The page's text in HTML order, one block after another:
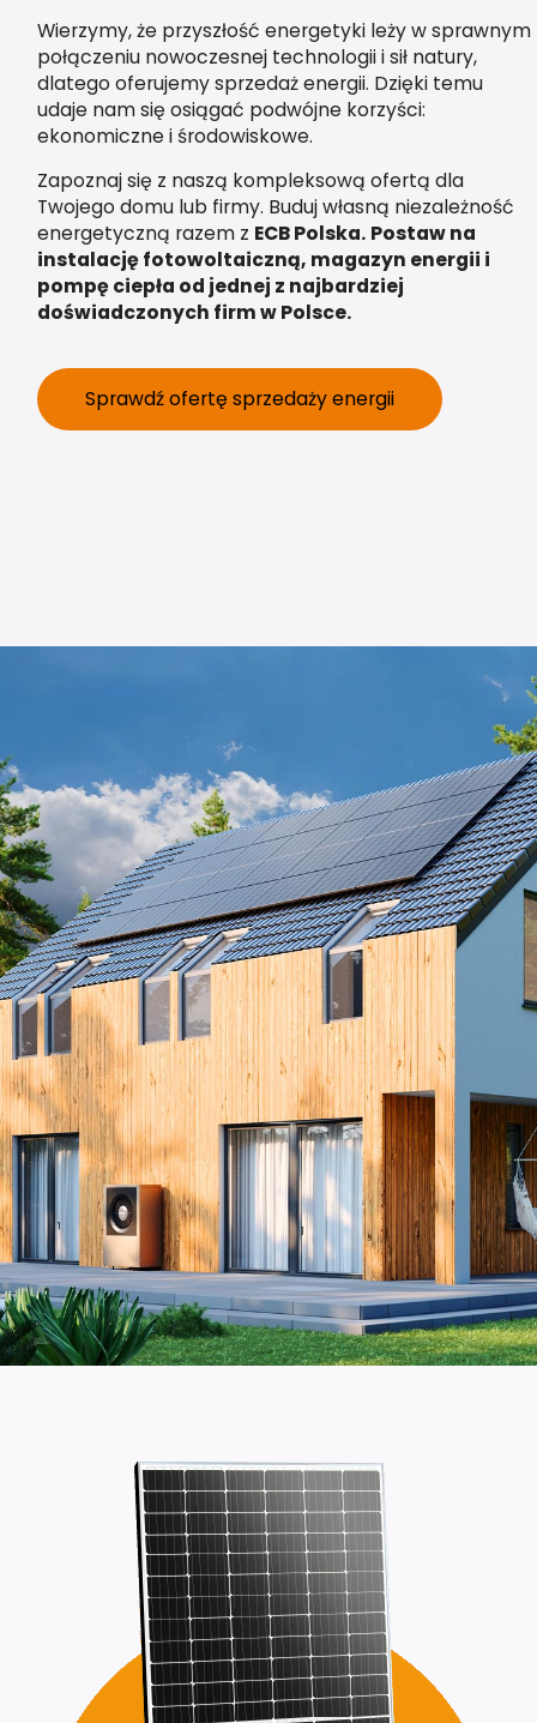
Wierzymy, że przyszłość energetyki leży w sprawnym
połączeniu nowoczesnej technologii i sił natury,
dlatego oferujemy sprzedaż energii. Dzięki temu
udaje nam się osiągać podwójne korzyści:
ekonomiczne i środowiskowe.
Zapoznaj się z naszą kompleksową ofertą dla
Twojego domu lub firmy. Buduj własną niezależność
energetyczną razem z ECB Polska. Postaw na
instalację fotowoltaiczną, magazyn energii i
pompę ciepła od jednej z najbardziej
doświadczonych firm w Polsce.
Sprawdź ofertę sprzedaży energii